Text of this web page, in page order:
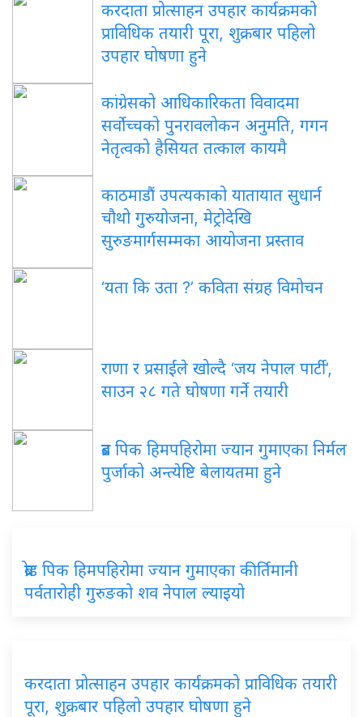
करदाता प्रोत्साहन उपहार कार्यक्रमको
प्राविधिक तयारी पूरा, शुक्रबार पहिलो
उपहार घोषणा हुने
कांग्रेसको आधिकारिकता विवादमा
सर्वोच्चको पुनरावलोकन अनुमति, गगन
नेतृत्वको हैसियत तत्काल कायमै
काठमाडौं उपत्यकाको यातायात सुधार्न
चौथो गुरुयोजना, मेट्रोदेखि
सुरुङमार्गसम्मका आयोजना प्रस्ताव
‘यता कि उता ?’ कविता संग्रह विमोचन
राणा र प्रसाईंले खोल्दै ‘जय नेपाल पार्टी’,
साउन २८ गते घोषणा गर्ने तयारी
ब्रड पिक हिमपहिरोमा ज्यान गुमाएका निर्मल
पुर्जाको अन्त्येष्टि बेलायतमा हुने
ब्रोड पिक हिमपहिरोमा ज्यान गुमाएका कीर्तिमानी
पर्वतारोही गुरुङको शव नेपाल ल्याइयो
करदाता प्रोत्साहन उपहार कार्यक्रमको प्राविधिक तयारी
पूरा, शुक्रबार पहिलो उपहार घोषणा हुने